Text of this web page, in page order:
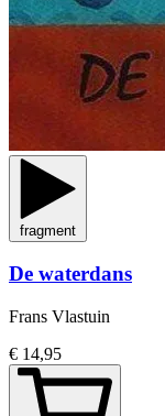
fragment
De waterdans
Frans Vlastuin
€ 14,95